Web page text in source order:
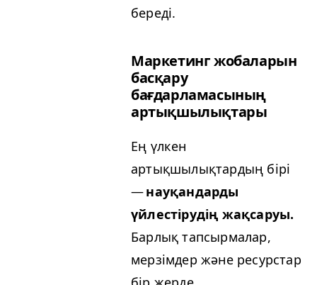
береді.
Маркетинг жобаларын
басқару
бағдарламасының
артықшылықтары
Ең үлкен
артықшылықтардың бірі
—науқандарды
үйлестірудің жақсаруы.
Барлық тапсырмалар,
мерзімдер және ресурстар